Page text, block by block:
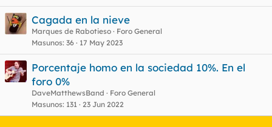
Cagada en la nieve
Marques de Rabotieso
Foro General
Masunos 36 17 May 2023
Porcentaje homo en la sociedad 10%. En el
foro 0%
DaveMatthewsBand
Foro General
Masunos 131 23 Jun 2022